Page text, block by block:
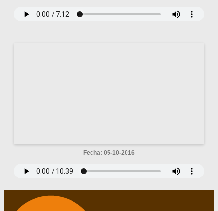
Fecha: 05-10-2016